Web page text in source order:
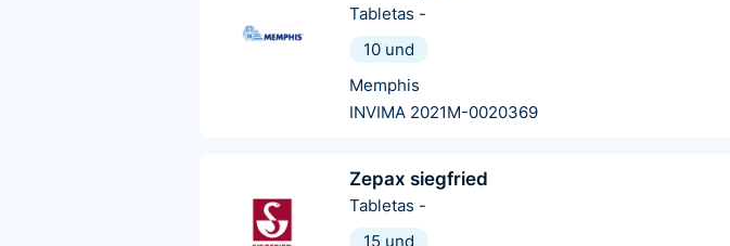
Tabletas -
10 und
Memphis
INVIMA 2021M-0020369
Zepax siegfried
Tabletas -
15 und